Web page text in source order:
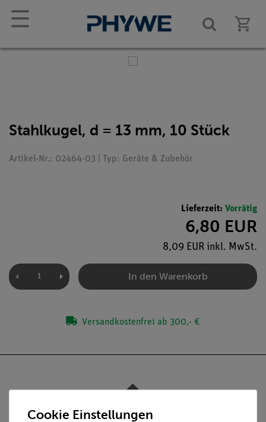
☰
Stahlkugel, d = 13 mm, 10 Stück
Artikel-Nr.: 02464-03 | Typ: Geräte & Zubehör
Lieferzeit: Vorrätig
6,80 EUR
8,09 EUR inkl. MwSt.
In den Warenkorb
Versandkostenfrei ab 300,- €
Nach oben
Cookie Einstellungen